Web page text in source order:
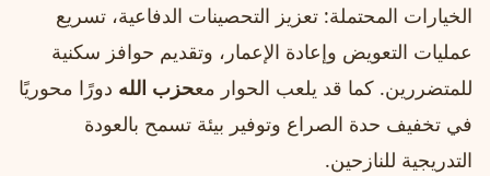
الخيارات المحتملة: تعزيز التحصينات الدفاعية، تسريع
عمليات التعويض وإعادة الإعمار، وتقديم حوافز سكنية
للمتضررين. كما قد يلعب الحوار معحزب الله دورًا محوريًا
في تخفيف حدة الصراع وتوفير بيئة تسمح بالعودة
التدريجية للنازحين.